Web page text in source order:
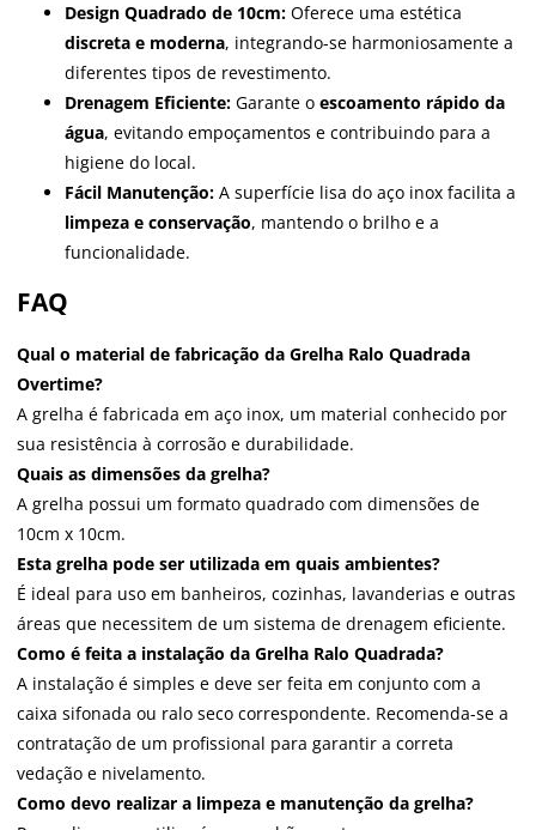
Design Quadrado de 10cm: Oferece uma estética
discreta e moderna, integrando-se harmoniosamente a
diferentes tipos de revestimento.
Drenagem Eficiente: Garante o escoamento rápido da
água, evitando empoçamentos e contribuindo para a
higiene do local.
Fácil Manutenção: A superfície lisa do aço inox facilita a
limpeza e conservação, mantendo o brilho e a
funcionalidade.
FAQ
Qual o material de fabricação da Grelha Ralo Quadrada
Overtime?
A grelha é fabricada em aço inox, um material conhecido por
sua resistência à corrosão e durabilidade.
Quais as dimensões da grelha?
A grelha possui um formato quadrado com dimensões de
10cm x 10cm.
Esta grelha pode ser utilizada em quais ambientes?
É ideal para uso em banheiros, cozinhas, lavanderias e outras
áreas que necessitem de um sistema de drenagem eficiente.
Como é feita a instalação da Grelha Ralo Quadrada?
A instalação é simples e deve ser feita em conjunto com a
caixa sifonada ou ralo seco correspondente. Recomenda-se a
contratação de um profissional para garantir a correta
vedação e nivelamento.
Como devo realizar a limpeza e manutenção da grelha?